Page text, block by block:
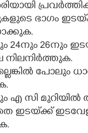
ഭാഗം
24നും 26നും
നിലനിർത്തുക.
പോലും
എ സി മുറിയിൽ
ഇടയ്‌ക്ക്